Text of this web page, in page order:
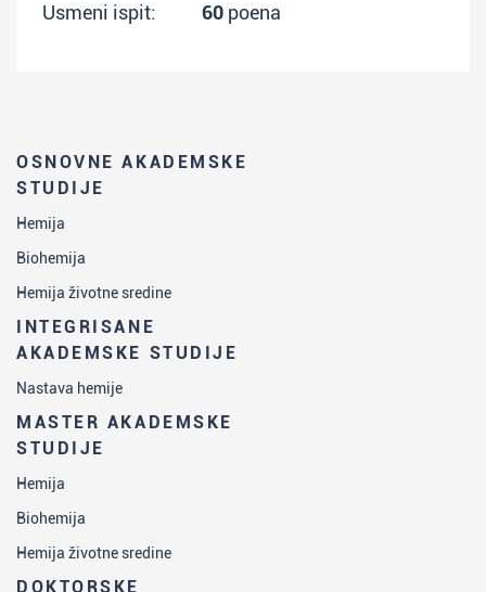
OSNOVNE AKADEMSKE
STUDIJE
Hemija
Biohemija
Hemija životne sredine
INTEGRISANE
AKADEMSKE STUDIJE
Nastava hemije
MASTER AKADEMSKE
STUDIJE
Hemija
Biohemija
Hemija životne sredine
DOKTORSKE
Usmeni ispit: 60 poena